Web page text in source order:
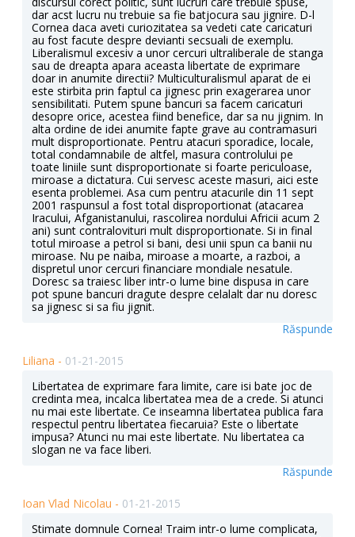
dar acst lucru nu trebuie sa fie batjocura sau jignire. D-l
Cornea daca aveti curiozitatea sa vedeti cate caricaturi
au fost facute despre devianti secsuali de exemplu.
Liberalismul excesiv a unor cercuri ultraliberale de stanga
sau de dreapta apara aceasta libertate de exprimare
doar in anumite directii? Multiculturalismul aparat de ei
este stirbita prin faptul ca jignesc prin exagerarea unor
sensibilitati. Putem spune bancuri sa facem caricaturi
desopre orice, acestea fiind benefice, dar sa nu jignim. In
alta ordine de idei anumite fapte grave au contramasuri
mult disproportionate. Pentru atacuri sporadice, locale,
total condamnabile de altfel, masura controlului pe
toate liniile sunt disproportionate si foarte periculoase,
miroase a dictatura. Cui servesc aceste masuri, aici este
esenta problemei. Asa cum pentru atacurile din 11 sept
2001 raspunsul a fost total disproportionat (atacarea
Iracului, Afganistanului, rascolirea nordului Africii acum 2
ani) sunt contralovituri mult disproportionate. Si in final
totul miroase a petrol si bani, desi unii spun ca banii nu
miroase. Nu pe naiba, miroase a moarte, a razboi, a
dispretul unor cercuri financiare mondiale nesatule.
Doresc sa traiesc liber intr-o lume bine dispusa in care
pot spune bancuri dragute despre celalalt dar nu doresc
sa jignesc si sa fiu jignit.
Răspunde
Liliana - 01-21-2015
Libertatea de exprimare fara limite, care isi bate joc de
credinta mea, incalca libertatea mea de a crede. Si atunci
nu mai este libertate. Ce inseamna libertatea publica fara
respectul pentru libertatea fiecaruia? Este o libertate
impusa? Atunci nu mai este libertate. Nu libertatea ca
slogan ne va face liberi.
Răspunde
Ioan Vlad Nicolau - 01-21-2015
Stimate domnule Cornea! Traim intr-o lume complicata,